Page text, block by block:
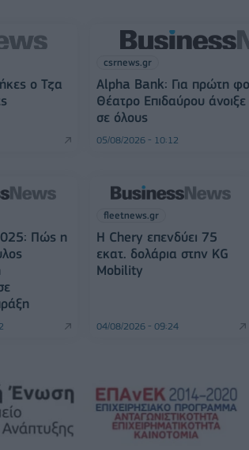
ο Τζα
csrnews.gr
Alpha Bank: Για πρώτη
Θέατρο Επιδαύρου άνοιξε
σε όλους
05/08/2026 - 10:12
Πώς η
fleetnews.gr
Η Chery επενδύει 75
εκατ. δολάρια στην KG
Mobility
04/08/2026 - 09:24